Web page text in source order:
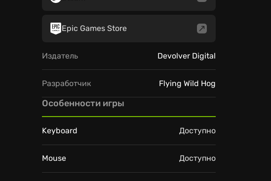
Epic Games Store
Издатель Devolver Digital
Разработчик Flying Wild Hog
Особенности игры
Keyboard Доступно
Mouse Доступно